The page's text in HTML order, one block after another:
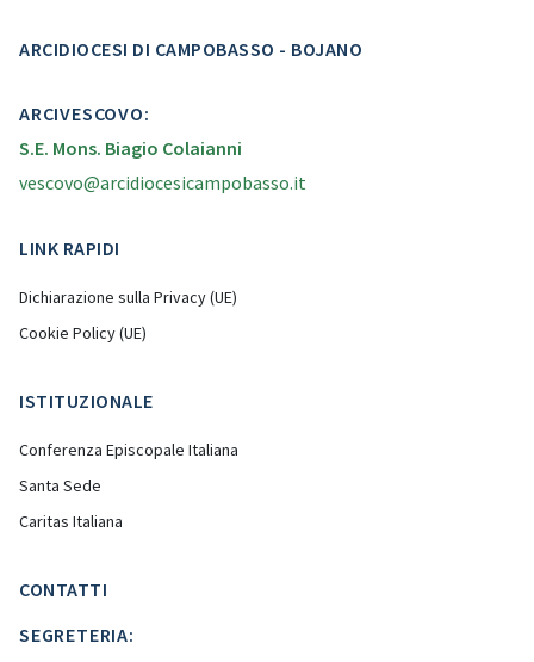
ARCIDIOCESI DI CAMPOBASSO - BOJANO
ARCIVESCOVO:
S.E. Mons. Biagio Colaianni
vescovo@arcidiocesicampobasso.it
LINK RAPIDI
Dichiarazione sulla Privacy (UE)
Cookie Policy (UE)
ISTITUZIONALE
Conferenza Episcopale Italiana
Santa Sede
Caritas Italiana
CONTATTI
SEGRETERIA: